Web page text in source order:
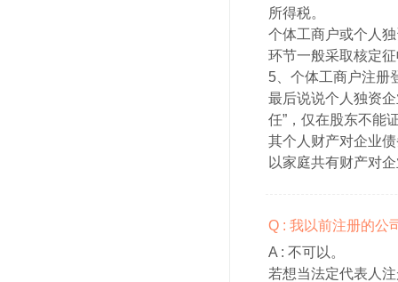
所得税。
个体工商户或个人
环节一般采取核定
5、个体工商户注册
最后说说个人独资
任”，仅在股东不能
其个人财产对企业
以家庭共有财产对
Q : 我以前注册的公
A : 不可以。
若想当法定代表人